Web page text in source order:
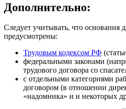
Дополнительно:
Следует учитывать, что основания
предусмотрены:
Трудовым кодексом РФ
федеральными законами
трудового договора со
с отдельными категориями
договором (в отношении
«надомника» и и некоторых